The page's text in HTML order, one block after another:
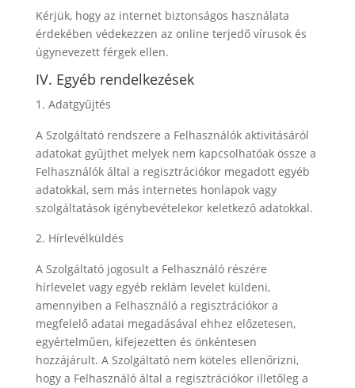
Kérjük, hogy az internet biztonságos használata
érdekében védekezzen az online terjedő vírusok és
úgynevezett férgek ellen.
IV. Egyéb rendelkezések
Adatgyűjtés
A Szolgáltató rendszere a Felhasználók aktivitásáról
adatokat gyűjthet melyek nem kapcsolhatóak össze a
Felhasználók által a regisztrációkor megadott egyéb
adatokkal, sem más internetes honlapok vagy
szolgáltatások igénybevételekor keletkező adatokkal.
Hírlevélküldés
A Szolgáltató jogosult a Felhasználó részére
hírlevelet vagy egyéb reklám levelet küldeni,
amennyiben a Felhasználó a regisztrációkor a
megfelelő adatai megadásával ehhez előzetesen,
egyértelműen, kifejezetten és önkéntesen
hozzájárult. A Szolgáltató nem köteles ellenőrizni,
hogy a Felhasználó által a regisztrációkor illetőleg a